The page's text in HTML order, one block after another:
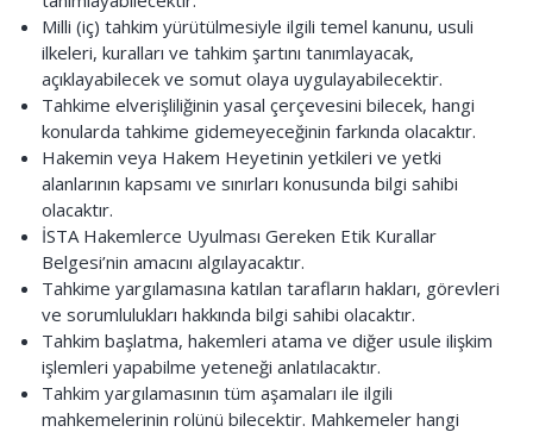
Milli (iç) tahkim yürütülmesiyle ilgili temel kanunu, usuli
ilkeleri, kuralları ve tahkim şartını tanımlayacak,
açıklayabilecek ve somut olaya uygulayabilecektir.
Tahkime elverişliliğinin yasal çerçevesini bilecek, hangi
konularda tahkime gidemeyeceğinin farkında olacaktır.
Hakemin veya Hakem Heyetinin yetkileri ve yetki
alanlarının kapsamı ve sınırları konusunda bilgi sahibi
olacaktır.
İSTA Hakemlerce Uyulması Gereken Etik Kurallar
Belgesi’nin amacını algılayacaktır.
Tahkime yargılamasına katılan tarafların hakları, görevleri
ve sorumlulukları hakkında bilgi sahibi olacaktır.
Tahkim başlatma, hakemleri atama ve diğer usule ilişkim
işlemleri yapabilme yeteneği anlatılacaktır.
Tahkim yargılamasının tüm aşamaları ile ilgili
mahkemelerinin rolünü bilecektir. Mahkemeler hangi